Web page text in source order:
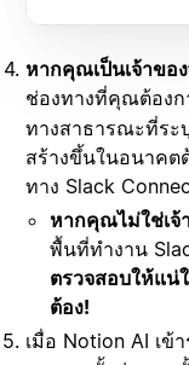
หากคุณเป็นเจ้าขอ
ช่องทางที่คุณต้องก
ทางสาธารณะที่ระ
สร้างขึ้นในอนาคต
ทาง Slack
หากคุณไม่ใช่เจ้
พื้นที่ทำงาน
ตรวจสอบให้แน่
ต้อง!
เมื่อ Notion AI เข้